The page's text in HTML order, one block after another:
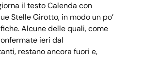
il testo Calenda con
Stelle Girotto, in modo un po’
Alcune delle quali, come
ieri dal
restano ancora fuori e,